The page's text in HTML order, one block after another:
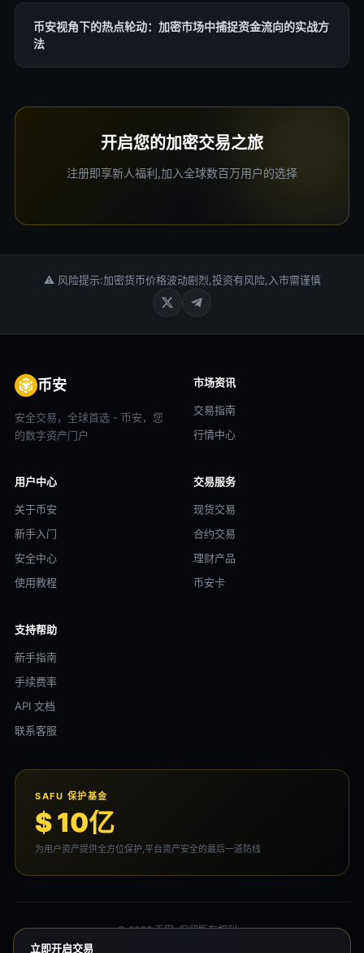
币安视角下的热点轮动：加密市场中捕捉资金流向的实战方
法
开启您的加密交易之旅
注册即享新人福利,加入全球数百万用户的选择
⚠ 风险提示:加密货币价格波动剧烈,投资有风险,入市需谨慎
币安
安全交易，全球首选 - 币安，您
的数字资产门户
市场资讯
交易指南
行情中心
用户中心
关于币安
新手入门
安全中心
使用教程
交易服务
现货交易
合约交易
理财产品
币安卡
支持帮助
新手指南
手续费率
API 文档
联系客服
SAFU 保护基金
$ 10亿
为用户资产提供全方位保护,平台资产安全的最后一道防线
© 2026 币安. 保留所有权利。
立即开启交易